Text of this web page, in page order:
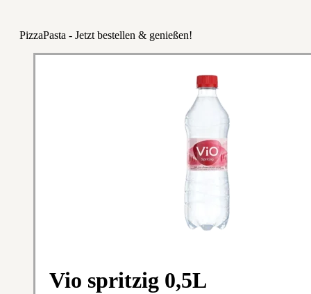
PizzaPasta - Jetzt bestellen & genießen!
Vio spritzig 0,5L